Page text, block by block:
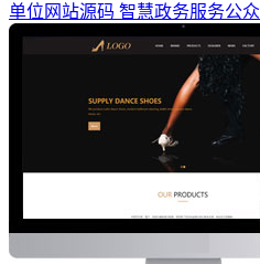
单位网站源码 智慧政务服务公众